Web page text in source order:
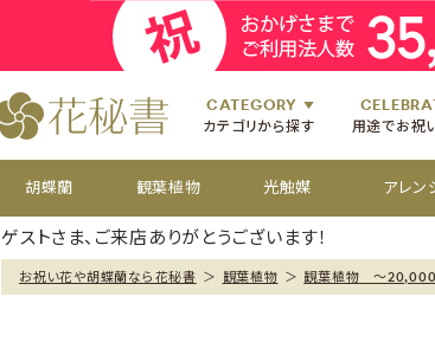
CATEGORY
カテゴリから探す
お祝い花
お供え花
おすすめ
用途でお祝
開店祝いのお花
開設祝いのお花
楽
個
胡蝶蘭 観葉植物 光触媒 アレン
ゲストさま、ご来店ありがとうございます！
お祝い花や胡蝶蘭なら花秘書 ＞ 観葉植物 ＞ 観葉植物 ～20,000